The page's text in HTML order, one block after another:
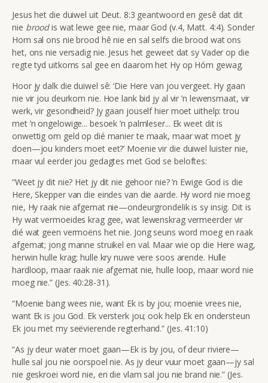
Jesus het die duiwel uit Deut. 8:3 geantwoord en gesê dat dit
nie broodis wat lewe gee nie, maar God (v.4, Matt. 4:4). Sonder
Hom sal ons nie brood hê nie en sal selfs die brood wat ons
het, ons nie versadig nie. Jesus het geweet dat sy Vader op die
regte tyd uitkoms sal gee en daarom het Hy op Hóm gewag.
Hoor jy dalk die duiwel sê: ‘Die Here van jou vergeet. Hy gaan
nie vir jou deurkom nie. Hoe lank bid jy al vir ’n lewensmaat, vir
werk, vir gesondheid? Jy gaan jouself hier moet uithelp: trou
met ’n ongelowige... besoek ’n palmleser... Ek weet dit is
onwettig om geld op dié manier te maak, maar wat moet jy
doen—jou kinders moet eet?’ Moenie vir die duiwel luister nie,
maar vul eerder jou gedagtes met God se beloftes:
“Weet jy dit nie? Het jy dit nie gehoor nie? ’n Ewige God is die
Here, Skepper van die eindes van die aarde. Hy word nie moeg
nie, Hy raak nie afgemat nie—ondeurgrondelik is sy insig. Dit is
Hy wat vermoeides krag gee, wat lewenskrag vermeerder vir
dié wat geen vermoëns het nie. Jong seuns word moeg en raak
afgemat; jong manne struikel en val. Maar wie op die Here wag,
herwin hulle krag; hulle kry nuwe vere soos arende. Hulle
hardloop, maar raak nie afgemat nie, hulle loop, maar word nie
moeg nie.” (Jes. 40:28-31).
“Moenie bang wees nie, want Ek is by jou; moenie vrees nie,
want Ek is jou God. Ek versterk jou; ook help Ek en ondersteun
Ek jou met my seëvierende regterhand.” (Jes. 41:10)
“As jy deur water moet gaan—Ek is by jou, of deur riviere—
hulle sal jou nie oorspoel nie. As jy deur vuur moet gaan—jy sal
nie geskroei word nie, en die vlam sal jou nie brand nie.” (Jes.